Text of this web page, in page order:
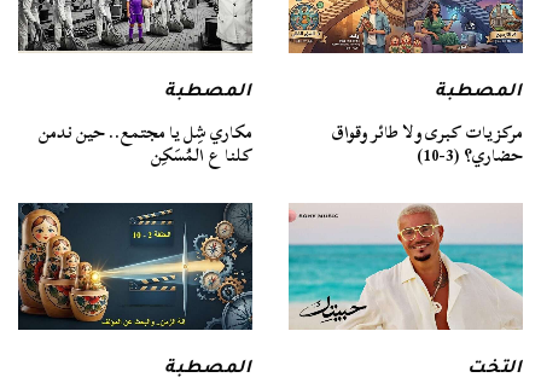
المصطبة
مركزيات كبرى ولا طائر وقواق
حضاري؟ (3-10)
المصطبة
مكاري شِل يا مجتمع.. حين ندمن
كلنا ع المُسَكِن
التخت المصطبة